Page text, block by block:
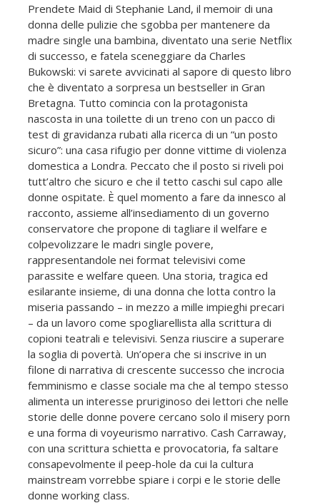
Prendete Maid di Stephanie Land, il memoir di una
donna delle pulizie che sgobba per mantenere da
madre single una bambina, diventato una serie Netflix
di successo, e fatela sceneggiare da Charles
Bukowski: vi sarete avvicinati al sapore di questo libro
che è diventato a sorpresa un bestseller in Gran
Bretagna. Tutto comincia con la protagonista
nascosta in una toilette di un treno con un pacco di
test di gravidanza rubati alla ricerca di un “un posto
sicuro”: una casa rifugio per donne vittime di violenza
domestica a Londra. Peccato che il posto si riveli poi
tutt’altro che sicuro e che il tetto caschi sul capo alle
donne ospitate. È quel momento a fare da innesco al
racconto, assieme all’insediamento di un governo
conservatore che propone di tagliare il welfare e
colpevolizzare le madri single povere,
rappresentandole nei format televisivi come
parassite e welfare queen. Una storia, tragica ed
esilarante insieme, di una donna che lotta contro la
miseria passando – in mezzo a mille impieghi precari
– da un lavoro come spogliarellista alla scrittura di
copioni teatrali e televisivi. Senza riuscire a superare
la soglia di povertà. Un’opera che si inscrive in un
filone di narrativa di crescente successo che incrocia
femminismo e classe sociale ma che al tempo stesso
alimenta un interesse pruriginoso dei lettori che nelle
storie delle donne povere cercano solo il misery porn
e una forma di voyeurismo narrativo. Cash Carraway,
con una scrittura schietta e provocatoria, fa saltare
consapevolmente il peep-hole da cui la cultura
mainstream vorrebbe spiare i corpi e le storie delle
donne working class.